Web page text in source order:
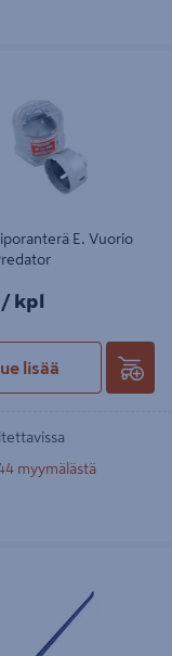
E. Vuorio
/ kpl
lisää
myymälästä